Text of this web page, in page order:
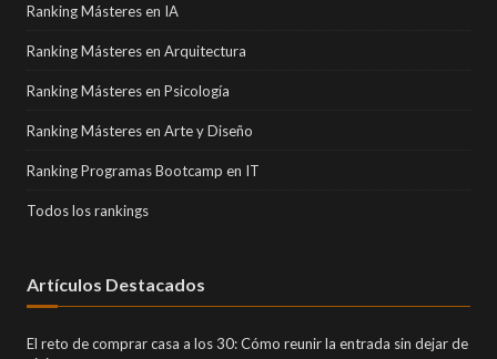
Ranking Másteres en IA
Ranking Másteres en Arquitectura
Ranking Másteres en Psicología
Ranking Másteres en Arte y Diseño
Ranking Programas Bootcamp en IT
Todos los rankings
Artículos Destacados
El reto de comprar casa a los 30: Cómo reunir la entrada sin dejar de